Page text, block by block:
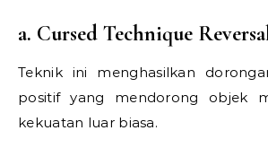
a. Cursed Technique
Teknik ini menghasilkan
positif yang mendorong objek
kekuatan luar biasa.